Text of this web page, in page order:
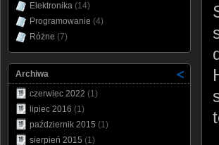
Elektronika (14)
Programowanie (4)
Różne (7)
Archiwa
czerwiec 2022 (1)
lipiec 2016 (1)
październik 2015 (1)
sierpień 2015 (1)